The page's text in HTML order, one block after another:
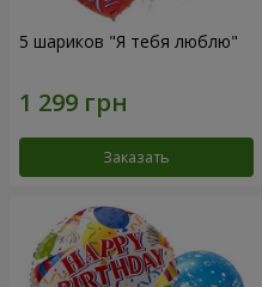
5 шариков "Я тебя люблю"
Заказать